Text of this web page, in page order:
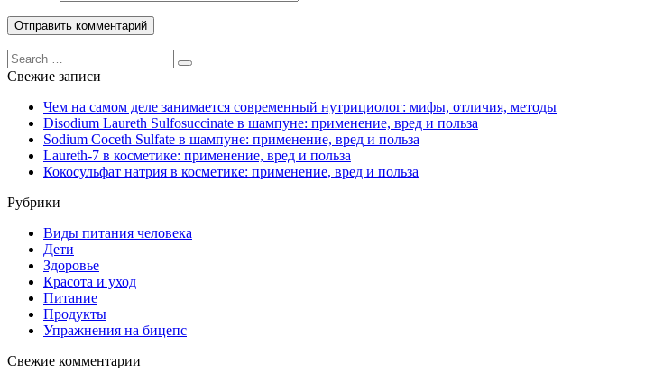
Свежие записи
Чем на самом деле занимается современный нутрициолог: мифы, отличия, методы
Disodium Laureth Sulfosuccinate в шампуне: применение, вред и польза
Sodium Coceth Sulfate в шампуне: применение, вред и польза
Laureth-7 в косметике: применение, вред и польза
Кокосульфат натрия в косметике: применение, вред и польза
Рубрики
Виды питания человека
Дети
Здоровье
Красота и уход
Питание
Продукты
Упражнения на бицепс
Свежие комментарии